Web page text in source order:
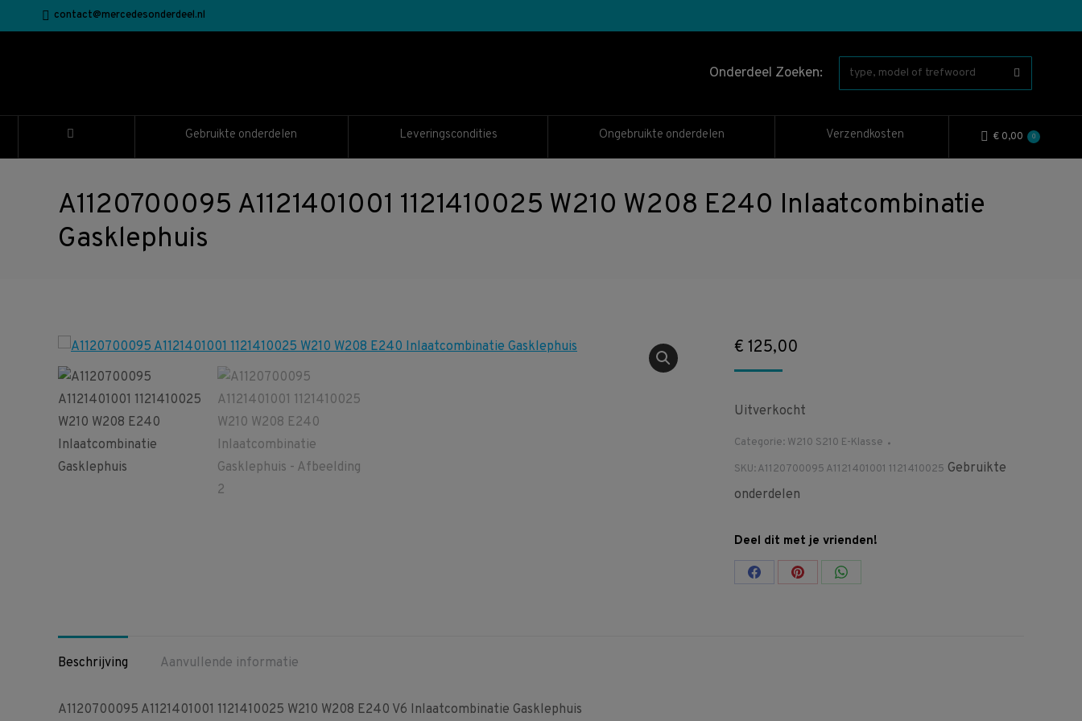
contact@mercedesonderdeel.nl
Onderdeel Zoeken:
Gebruikte onderdelen Leveringscondities Ongebruikte onderdelen Verzendkosten € 0,00 0
A1120700095 A1121401001 1121410025 W210 W208 E240 Inlaatcombinatie
Gasklephuis
€ 125,00
Uitverkocht
Categorie: W210 S210 E-Klasse
SKU:A1120700095 A1121401001 1121410025 Gebruikte
onderdelen
Deel dit met je vrienden!
Share Share Share
Beschrijving
Aanvullende informatie
A1120700095 A1121401001 1121410025 W210 W208 E240 V6 Inlaatcombinatie Gasklephuis